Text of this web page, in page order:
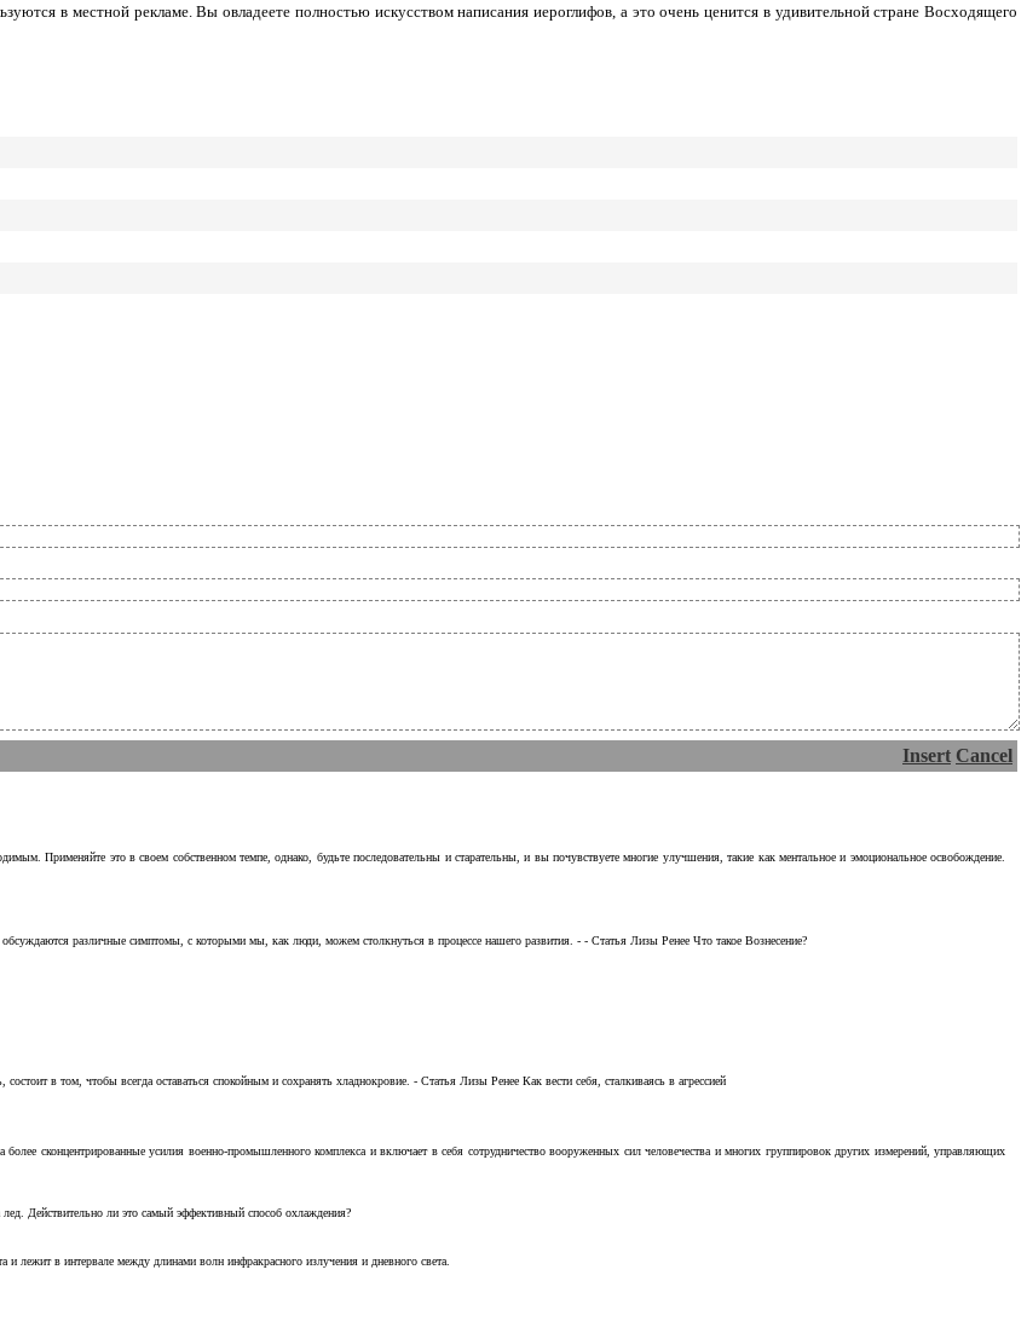
в местной рекламе. Вы овладеете полностью искусством написания иероглифов, а это очень ценится в удивительной стране Восходящего
Insert Cancel
Применяйте это в своем собственном темпе, однако, будьте последовательны и старательны, и вы почувствуете многие улучшения, такие как ментальное и эмоциональное освобождение.
различные симптомы, с которыми мы, как люди, можем столкнуться в процессе нашего развития. - - Статья Лизы Ренее Что такое Вознесение?
в том, чтобы всегда оставаться спокойным и сохранять хладнокровие. - Статья Лизы Ренее Как вести себя, сталкиваясь в агрессией
сконцентрированные усилия военно-промышленного комплекса и включает в себя сотрудничество вооруженных сил человечества и многих группировок других измерений, управляющих
Действительно ли это самый эффективный способ охлаждения?
лежит в интервале между длинами волн инфракрасного излучения и дневного света.